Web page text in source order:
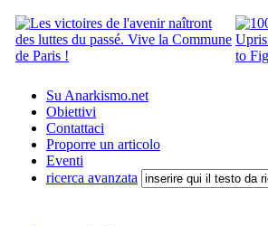
Su Anarkismo.net
Obiettivi
Contattaci
Proporre un articolo
Eventi
ricerca avanzata